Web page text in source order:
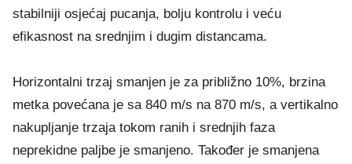
stabilniji osjećaj pucanja, bolju kontrolu i veću
efikasnost na srednjim i dugim distancama.
Horizontalni trzaj smanjen je za približno 10%, brzina
metka povećana je sa 840 m/s na 870 m/s, a vertikalno
nakupljanje trzaja tokom ranih i srednjih faza
neprekidne paljbe je smanjeno. Također je smanjena